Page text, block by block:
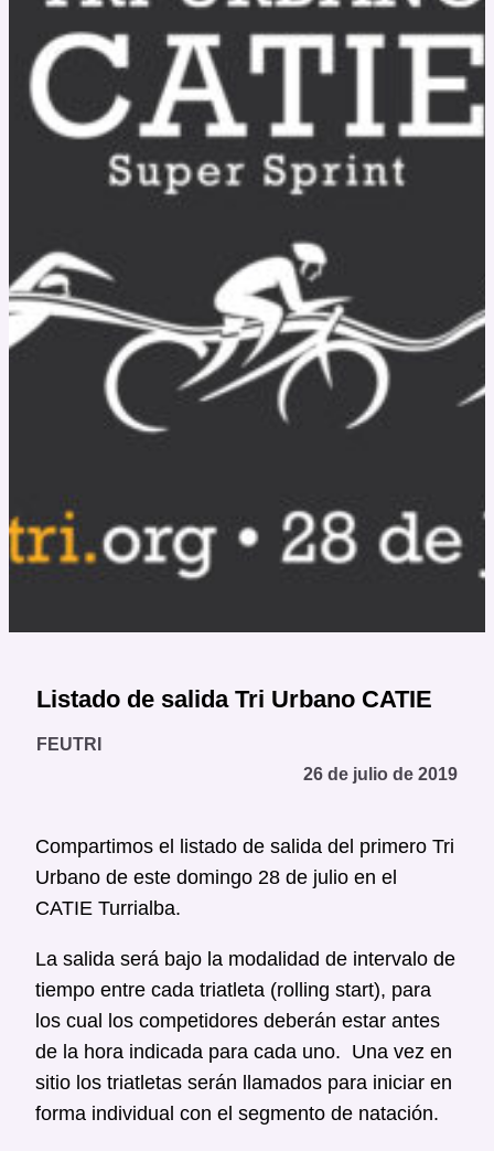
Listado de salida Tri Urbano CATIE
FEUTRI
26 de julio de 2019
Compartimos el listado de salida del primero Tri
Urbano de este domingo 28 de julio en el
CATIE Turrialba.
La salida será bajo la modalidad de intervalo de
tiempo entre cada triatleta (rolling start), para
los cual los competidores deberán estar antes
de la hora indicada para cada uno. Una vez en
sitio los triatletas serán llamados para iniciar en
forma individual con el segmento de natación.